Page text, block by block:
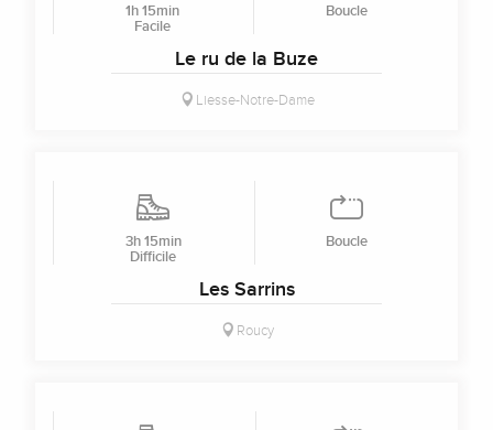
1h 15min
Facile
Boucle
Le ru de la Buze
Liesse-Notre-Dame
3h 15min
Difficile
Boucle
Les Sarrins
Roucy